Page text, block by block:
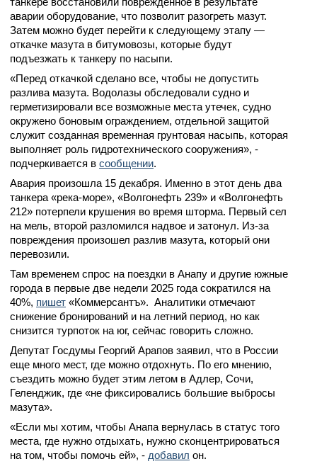
аварии оборудование, что позволит разогреть мазут.
Затем можно будет перейти к следующему этапу —
откачке мазута в битумовозы, которые будут
подъезжать к танкеру по насыпи.
«Перед откачкой сделано все, чтобы не допустить
разлива мазута. Водолазы обследовали судно и
герметизировали все возможные места утечек, судно
окружено боновым ограждением, отдельной защитой
служит созданная временная грунтовая насыпь, которая
выполняет роль гидротехнического сооружения», -
подчеркивается в сообщении.
Авария произошла 15 декабря. Именно в этот день два
танкера «река-море», «Волгонефть 239» и «Волгонефть
212» потерпели крушения во время шторма. Первый сел
на мель, второй разломился надвое и затонул. Из-за
повреждения произошел разлив мазута, который они
перевозили.
Там временем спрос на поездки в Анапу и другие южные
города в первые две недели 2025 года сократился на
40%, пишет «Коммерсантъ». Аналитики отмечают
снижение бронирований и на летний период, но как
снизится турпоток на юг, сейчас говорить сложно.
Депутат Госдумы Георгий Арапов заявил, что в России
еще много мест, где можно отдохнуть. По его мнению,
съездить можно будет этим летом в Адлер, Сочи,
Геленджик, где «не фиксировались большие выбросы
мазута».
«Если мы хотим, чтобы Анапа вернулась в статус того
места, где нужно отдыхать, нужно сконцентрироваться
на том, чтобы помочь ей», - добавил он.